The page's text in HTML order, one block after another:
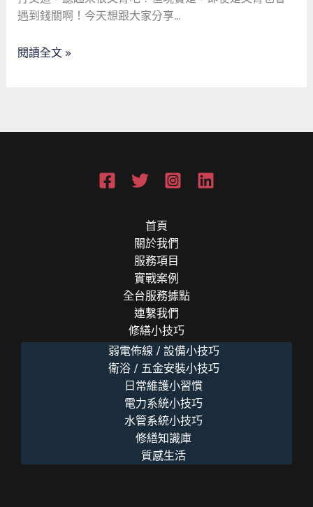
遇到錢關啊！今天想跟大家分享…
金
週
歷
南
閱讀全文 »
首頁
關於我們
服務項目
實戰案例
全台服務據點
連繫我們
修繕小技巧
弱電佈線 / 設備小技巧
衛浴 / 五金安裝小技巧
日常維護小習慣
電力系統小技巧
水管系統小技巧
修繕知識庫
質感生活